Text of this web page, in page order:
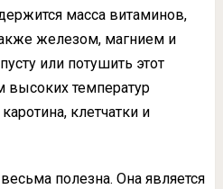
масса витаминов,
железом, магнием и
или потушить этот
высоких температур
клетчатки и
полезна. Она является